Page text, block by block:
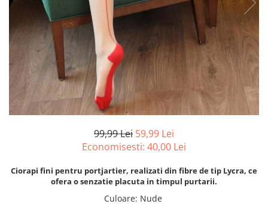
99,99 Lei 59,99 Lei
Economisesti: 40,00 Lei
Ciorapi fini pentru portjartier, realizati din fibre de tip Lycra, ce
ofera o senzatie placuta in timpul purtarii.
Culoare: Nude